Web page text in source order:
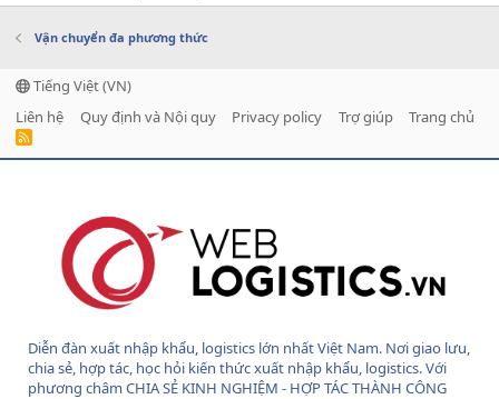
Vận chuyển đa phương thức
Tiếng Việt (VN)
Liên hệ
Quy định và Nội quy Privacy policy Trợ giúp Trang chủ
R
Diễn đàn xuất nhập khẩu, logistics lớn nhất Việt Nam. Nơi giao lưu,
chia sẻ, hợp tác, học hỏi kiến thức xuất nhập khẩu, logistics. Với
phương châm CHIA SẺ KINH NGHIỆM - HỢP TÁC THÀNH CÔNG